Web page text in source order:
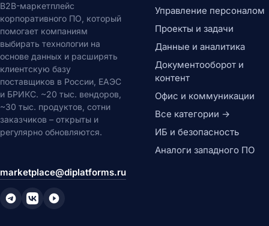
B2B-маркетплейс
корпоративного ПО, который
помогает компаниям
выбирать технологии на
основе данных и расширять
клиентскую базу
поставщиков в России, ЕАЭС
и БРИКС. ~20 тыс. вендоров,
~30 тыс. продуктов, сотни
заказчиков – открыты и
регулярно обновляются.
marketplace@diplatforms.ru
Управление персоналом
Проекты и задачи
Данные и аналитика
Документооборот и
контент
Офис и коммуникации
Все категории →
ИБ и безопасность
Аналоги западного ПО